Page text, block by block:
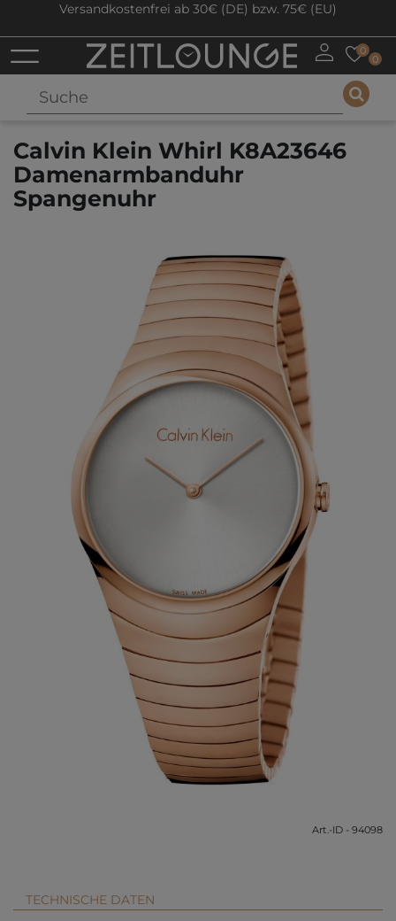
Versandkostenfrei ab 30€ (DE) bzw. 75€ (EU)
0
0
Calvin Klein Whirl K8A23646
Damenarmbanduhr
Spangenuhr
Art.-ID - 94098
TECHNISCHE DATEN